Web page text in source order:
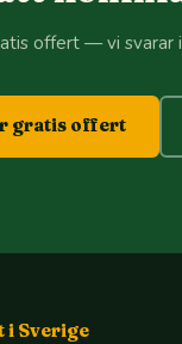
offert — vi svarar
gratis offert
i Sverige